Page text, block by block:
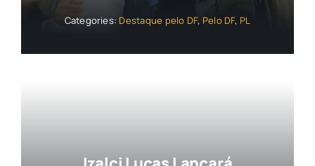
Categories: Destaque pelo DF, Pelo DF, PL